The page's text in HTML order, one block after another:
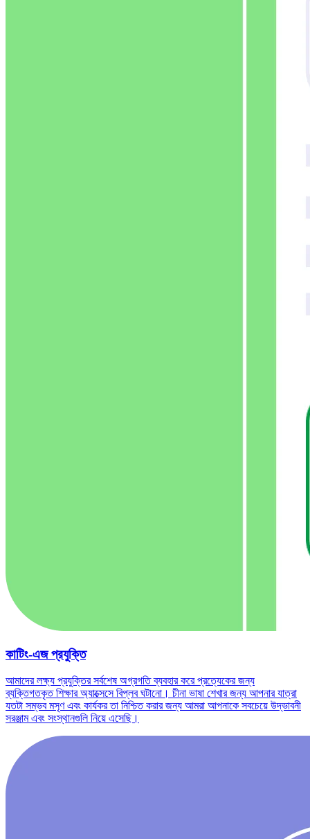
কাটিং-এজ প্রযুক্তি
আমাদের লক্ষ্য প্রযুক্তির সর্বশেষ অগ্রগতি ব্যবহার করে প্রত্যেকের জন্য
ব্যক্তিগতকৃত শিক্ষার অ্যাক্সেসে বিপ্লব ঘটানো। চীনা ভাষা শেখার জন্য আপনার যাত্রা
যতটা সম্ভব মসৃণ এবং কার্যকর তা নিশ্চিত করার জন্য আমরা আপনাকে সবচেয়ে উদ্ভাবনী
সরঞ্জাম এবং সংস্থানগুলি নিয়ে এসেছি।